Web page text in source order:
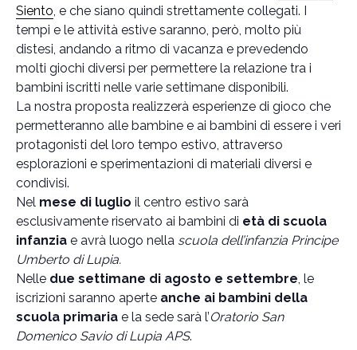
Siento, e che siano quindi strettamente collegati. I
tempi e le attività estive saranno, però, molto più
distesi, andando a ritmo di vacanza e prevedendo
molti giochi diversi per permettere la relazione tra i
bambini iscritti nelle varie settimane disponibili.
La nostra proposta realizzerà esperienze di gioco che
permetteranno alle bambine e ai bambini di essere i veri
protagonisti del loro tempo estivo, attraverso
esplorazioni e sperimentazioni di materiali diversi e
condivisi.
Nel mese di luglio il centro estivo sarà
esclusivamente riservato ai bambini di età di scuola
infanzia e avrà luogo nella scuola dell’infanzia Principe
Umberto di Lupia.
Nelle due settimane di agosto e settembre, le
iscrizioni saranno aperte anche ai bambini della
scuola primaria e la sede sarà l’Oratorio San
Domenico Savio di Lupia APS.